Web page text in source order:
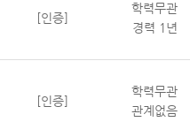
[인증]
학력무관
경력 1년
[인증]
학력무관
관계없음